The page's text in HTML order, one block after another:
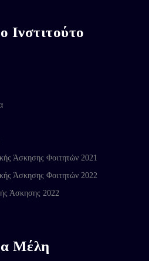
Ινστιτούτο
Άσκησης Φοιτητών 2021
Άσκησης Φοιτητών 2022
Άσκησης 2022
Μέλη